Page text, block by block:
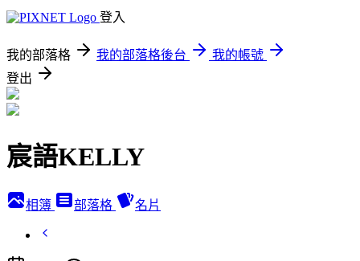
登入
我的部落格 我的部落格後台
我的帳號
登出
宸語KELLY
相簿 部落格 名片